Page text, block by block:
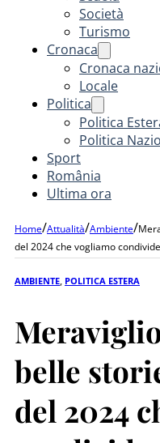
Società
Turismo
Cronaca
Cronaca
Locale
Politica
Politica
Politica
Sport
România
Ultima ora
Home/Attualità/Ambiente/
del 2024 che vogliamo
AMBIENTE POLITICA ESTERA
belle
del 2024